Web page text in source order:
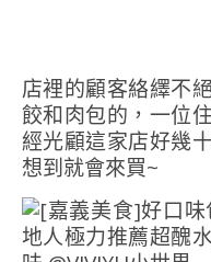
店裡的顧客絡繹不
餃和肉包的，一位
經光顧這家店好幾
想到就會來買~